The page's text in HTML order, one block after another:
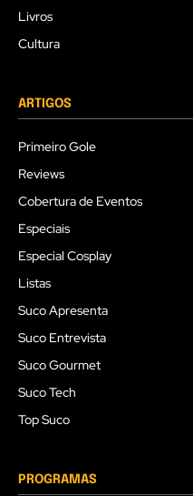
Livros
Cultura
ARTIGOS
Primeiro Gole
Reviews
Cobertura de Eventos
Especiais
Especial Cosplay
Listas
Suco Apresenta
Suco Entrevista
Suco Gourmet
Suco Tech
Top Suco
PROGRAMAS